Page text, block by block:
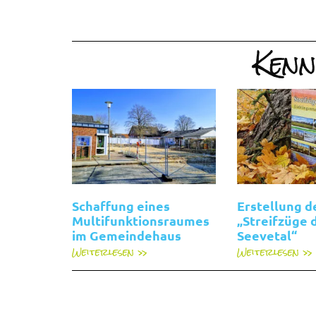
Schaffung eines
Multifunktionsraumes
im Gemeindehaus
Weiterlesen »
Erstellung
„Streifzüge
Seevetal“
Weiterlesen »